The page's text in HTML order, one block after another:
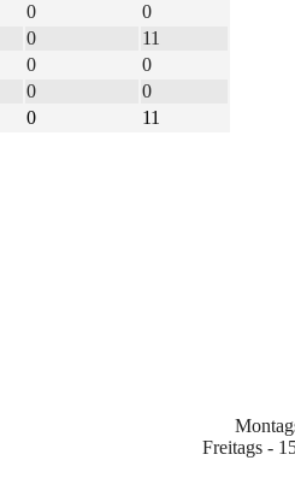
0
0
0
11
0
0
0
0
0
11
Freitags -